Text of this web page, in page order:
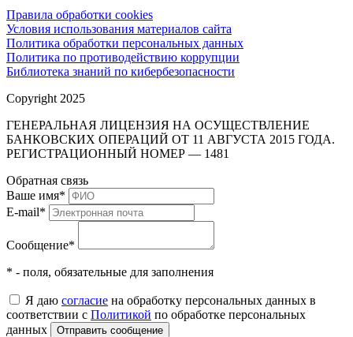
Правила обработки cookies
Условия использования материалов сайта
Политика обработки персональных данных
Политика по противодействию коррупции
Библиотека знаний по кибербезопасности
Copyright 2025
ГЕНЕРАЛЬНАЯ ЛИЦЕНЗИЯ НА ОСУЩЕСТВЛЕНИЕ
БАНКОВСКИХ ОПЕРАЦИЙ ОТ 11 АВГУСТА 2015 ГОДА.
РЕГИСТРАЦИОННЫЙ НОМЕР — 1481
Обратная связь
Ваше имя*
E-mail*
Сообщение*
* - поля, обязательные для заполнения
Я даю согласие на обработку персональных данных в
соответствии с Политикой по обработке персональных
данных
Отправить сообщение